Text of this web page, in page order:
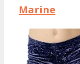
Marine